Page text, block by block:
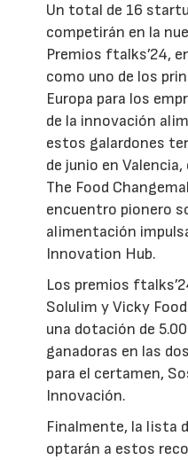
Un total de 16
competirán en la
Premios ftalks’24,
como uno de los
Europa para los
de la innovación
estos galardones
de junio en
The Food
encuentro pionero
alimentación
Innovation Hub.
Los premios
Solulim y Vicky
una dotación de
ganadoras en las
para el certamen,
Innovación.
Finalmente, la lista
optarán a estos